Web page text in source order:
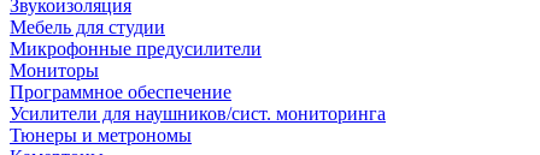
Звукоизоляция
Мебель для студии
Микрофонные предусилители
Мониторы
Программное обеспечение
Усилители для наушников/сист. мониторинга
Тюнеры и метрономы